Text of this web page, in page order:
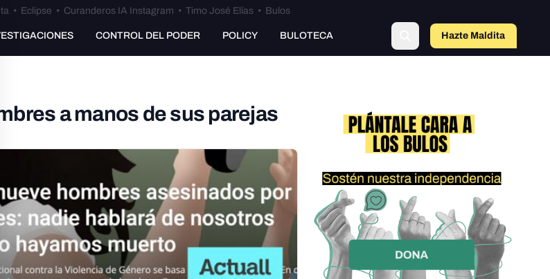
• Eclipse • Curanderos IA Instagram • Timo José Elías • Bulos
CONTROL DEL PODER POLICY BULOTECA Hazte Maldita
a manos de sus parejas